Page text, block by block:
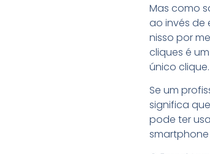
Mas como
ao invés de
nisso por
cliques é
único clique.
Se um
significa
pode ter